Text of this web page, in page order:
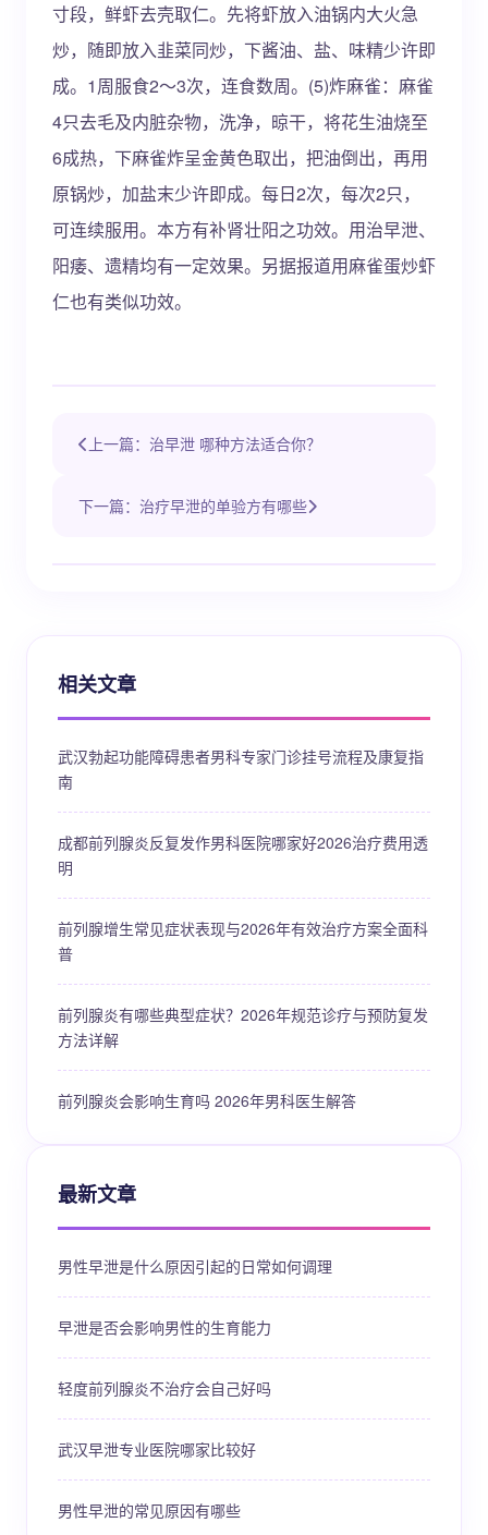
寸段，鲜虾去壳取仁。先将虾放入油锅内大火急
炒，随即放入韭菜同炒，下酱油、盐、味精少许即
成。1周服食2～3次，连食数周。(5)炸麻雀：麻雀
4只去毛及内脏杂物，洗净，晾干，将花生油烧至
6成热，下麻雀炸呈金黄色取出，把油倒出，再用
原锅炒，加盐末少许即成。每日2次，每次2只，
可连续服用。本方有补肾壮阳之功效。用治早泄、
阳痿、遗精均有一定效果。另据报道用麻雀蛋炒虾
仁也有类似功效。
上一篇：治早泄 哪种方法适合你？
下一篇：治疗早泄的单验方有哪些
相关文章
武汉勃起功能障碍患者男科专家门诊挂号流程及康复指
南
成都前列腺炎反复发作男科医院哪家好2026治疗费用透
明
前列腺增生常见症状表现与2026年有效治疗方案全面科
普
前列腺炎有哪些典型症状？2026年规范诊疗与预防复发
方法详解
前列腺炎会影响生育吗 2026年男科医生解答
最新文章
男性早泄是什么原因引起的日常如何调理
早泄是否会影响男性的生育能力
轻度前列腺炎不治疗会自己好吗
武汉早泄专业医院哪家比较好
男性早泄的常见原因有哪些